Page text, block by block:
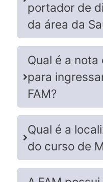
portador de
da área da
Qual é a
para
FAM?
Qual é a
do curso de